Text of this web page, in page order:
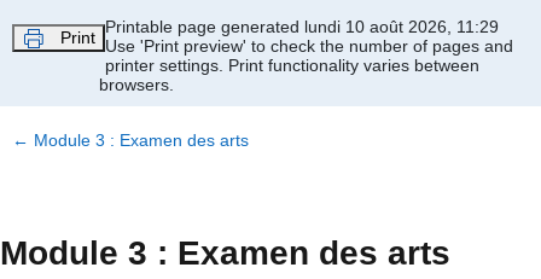
Print
Printable page generated lundi 10 août 2026, 11:29
Use 'Print preview' to check the number of pages and
printer settings. Print functionality varies between
browsers.
← Module 3 : Examen des arts
Module 3 : Examen des arts